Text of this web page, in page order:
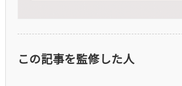
この記事を監修した人